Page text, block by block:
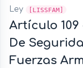
Ley [LISSFAM]
Artículo
De
Fuerzas